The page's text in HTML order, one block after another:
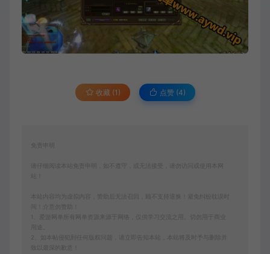
收藏 (1) 点赞 (4)
免责申明
请仔细阅读本站免责申明，如不遵守，或无法接受，请勿访问或使用本网
本站内容均为虚拟内容，赞助后无法召回，顾不支持退换！避免纠纷耽误时
间！介意勿赞助！
1、爱游网单所有网单资源来源于网络，仅供学习交流之用。切勿用于商业
2、如本帖侵犯到任何版权问题，请立即告知本站，本站将及时予与删除并
致以最深的歉意！